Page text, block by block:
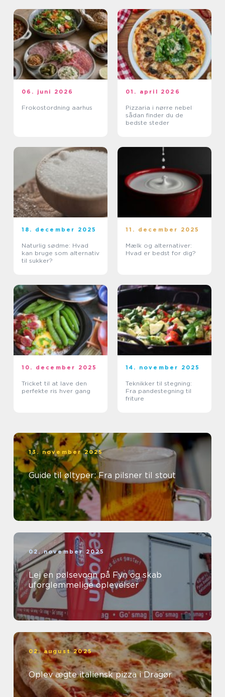
06. juni 2026
Frokostordning aarhus
01. april 2026
Pizzaria i nørre nebel
sådan finder du de
bedste steder
18. december 2025
Naturlig sødme: Hvad
kan bruge som alternativ
til sukker?
11. december 2025
Mælk og alternativer:
Hvad er bedst for dig?
10. december 2025
Tricket til at lave den
perfekte ris hver gang
14. november 2025
Teknikker til stegning:
Fra pandestegning til
friture
13. november 2025
Guide til øltyper: Fra pilsner til stout
02. november 2025
Lej en pølsevogn på Fyn og skab
uforglemmelige oplevelser
02. august 2025
Oplev ægte italiensk pizza i Dragør